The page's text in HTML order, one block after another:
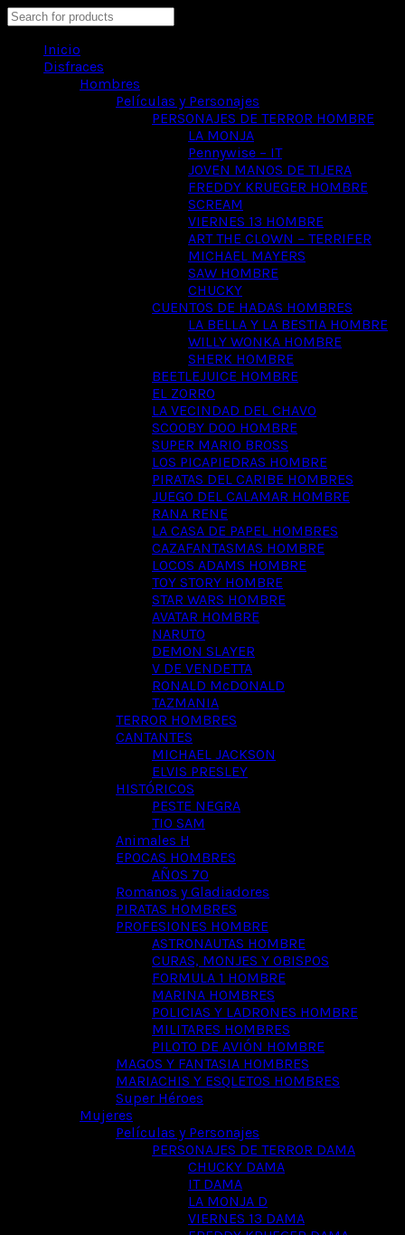
Inicio
Disfraces
Hombres
Películas y Personajes
PERSONAJES DE TERROR HOMBRE
LA MONJA
Pennywise – IT
JOVEN MANOS DE TIJERA
FREDDY KRUEGER HOMBRE
SCREAM
VIERNES 13 HOMBRE
ART THE CLOWN – TERRIFER
MICHAEL MAYERS
SAW HOMBRE
CHUCKY
CUENTOS DE HADAS HOMBRES
LA BELLA Y LA BESTIA HOMBRE
WILLY WONKA HOMBRE
SHERK HOMBRE
BEETLEJUICE HOMBRE
EL ZORRO
LA VECINDAD DEL CHAVO
SCOOBY DOO HOMBRE
SUPER MARIO BROSS
LOS PICAPIEDRAS HOMBRE
PIRATAS DEL CARIBE HOMBRES
JUEGO DEL CALAMAR HOMBRE
RANA RENE
LA CASA DE PAPEL HOMBRES
CAZAFANTASMAS HOMBRE
LOCOS ADAMS HOMBRE
TOY STORY HOMBRE
STAR WARS HOMBRE
AVATAR HOMBRE
NARUTO
DEMON SLAYER
V DE VENDETTA
RONALD McDONALD
TAZMANIA
TERROR HOMBRES
CANTANTES
MICHAEL JACKSON
ELVIS PRESLEY
HISTÓRICOS
PESTE NEGRA
TIO SAM
Animales H
EPOCAS HOMBRES
AÑOS 70
Romanos y Gladiadores
PIRATAS HOMBRES
PROFESIONES HOMBRE
ASTRONAUTAS HOMBRE
CURAS, MONJES Y OBISPOS
FORMULA 1 HOMBRE
MARINA HOMBRES
POLICIAS Y LADRONES HOMBRE
MILITARES HOMBRES
PILOTO DE AVIÓN HOMBRE
MAGOS Y FANTASIA HOMBRES
MARIACHIS Y ESQLETOS HOMBRES
Super Héroes
Mujeres
Películas y Personajes
PERSONAJES DE TERROR DAMA
CHUCKY DAMA
IT DAMA
LA MONJA D
VIERNES 13 DAMA